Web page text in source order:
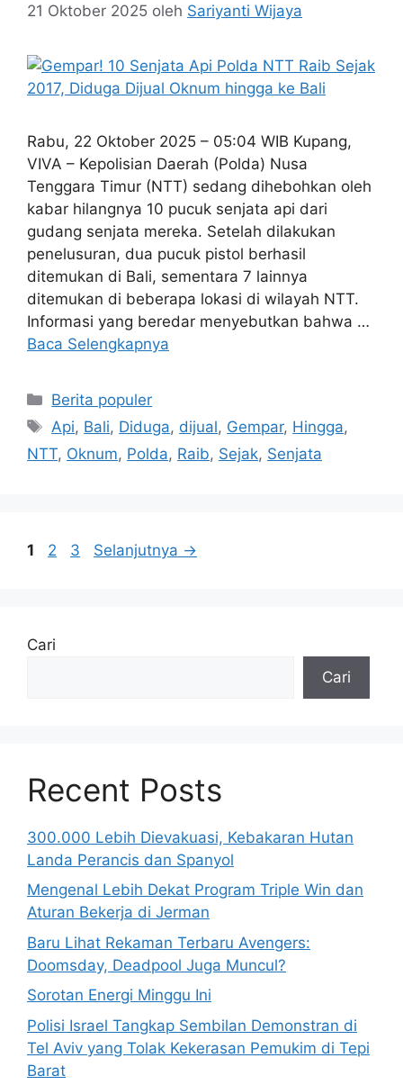
21 Oktober 2025 oleh Sariyanti Wijaya
Rabu, 22 Oktober 2025 – 05:04 WIB Kupang,
VIVA – Kepolisian Daerah (Polda) Nusa
Tenggara Timur (NTT) sedang dihebohkan oleh
kabar hilangnya 10 pucuk senjata api dari
gudang senjata mereka. Setelah dilakukan
penelusuran, dua pucuk pistol berhasil
ditemukan di Bali, sementara 7 lainnya
ditemukan di beberapa lokasi di wilayah NTT.
Informasi yang beredar menyebutkan bahwa …
Baca Selengkapnya
Kategori
Berita populer
Tag
Api, Bali, Diduga, dijual, Gempar, Hingga,
NTT, Oknum, Polda, Raib, Sejak, Senjata
Halaman
1 Halaman
2 Halaman
3 Selanjutnya →
Cari
Cari
Recent Posts
300.000 Lebih Dievakuasi, Kebakaran Hutan
Landa Perancis dan Spanyol
Mengenal Lebih Dekat Program Triple Win dan
Aturan Bekerja di Jerman
Baru Lihat Rekaman Terbaru Avengers:
Doomsday, Deadpool Juga Muncul?
Sorotan Energi Minggu Ini
Polisi Israel Tangkap Sembilan Demonstran di
Tel Aviv yang Tolak Kekerasan Pemukim di Tepi
Barat